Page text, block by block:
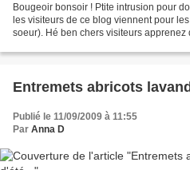
Bougeoir bonsoir ! Ptite intrusion pour
les visiteurs de ce blog viennent pour
soeur). Hé ben chers visiteurs
Entremets abricots
Publié le 11/09/2009 à 11:55
Par Anna D